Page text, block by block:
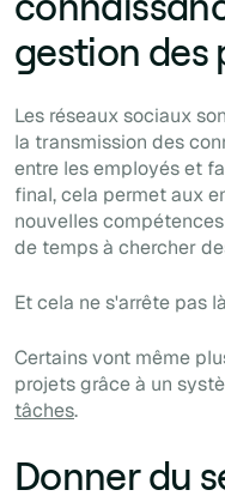
gestion des
Les réseaux sociaux
la transmission des
entre les employés et
final, cela permet aux
nouvelles
de temps à chercher
Et cela ne s'arrête pas
Certains vont même
projets grâce à un
tâches.
Donner du